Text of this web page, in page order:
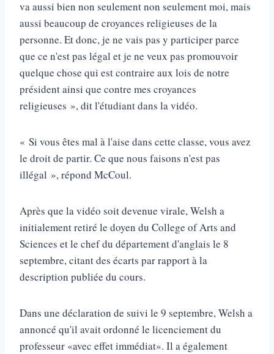
va aussi bien non seulement non seulement moi, mais
aussi beaucoup de croyances religieuses de la
personne. Et donc, je ne vais pas y participer parce
que ce n'est pas légal et je ne veux pas promouvoir
quelque chose qui est contraire aux lois de notre
président ainsi que contre mes croyances
religieuses », dit l'étudiant dans la vidéo.
« Si vous êtes mal à l'aise dans cette classe, vous avez
le droit de partir. Ce que nous faisons n'est pas
illégal », répond McCoul.
Après que la vidéo soit devenue virale, Welsh a
initialement retiré le doyen du College of Arts and
Sciences et le chef du département d'anglais le 8
septembre, citant des écarts par rapport à la
description publiée du cours.
Dans une déclaration de suivi le 9 septembre, Welsh a
annoncé qu'il avait ordonné le licenciement du
professeur «avec effet immédiat». Il a également